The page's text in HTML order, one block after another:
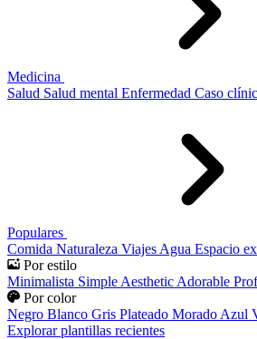
Medicina
Salud Salud mental Enfermedad Caso
Populares
Comida Naturaleza Viajes Agua Espacio
Por estilo
Minimalista Simple Aesthetic Adorable
Por color
Negro Blanco Gris Plateado Morado Azul
Explorar plantillas recientes